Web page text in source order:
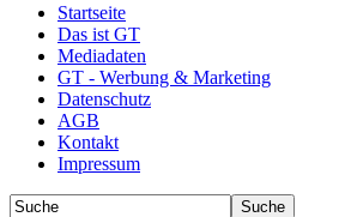
Startseite
Das ist GT
Mediadaten
GT - Werbung & Marketing
Datenschutz
AGB
Kontakt
Impressum